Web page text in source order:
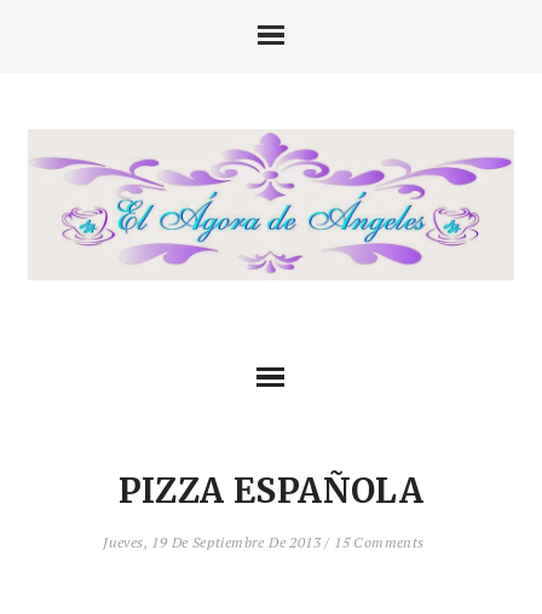
PIZZA ESPAÑOLA
Jueves, 19 De Septiembre De 2013 / 15 Comments